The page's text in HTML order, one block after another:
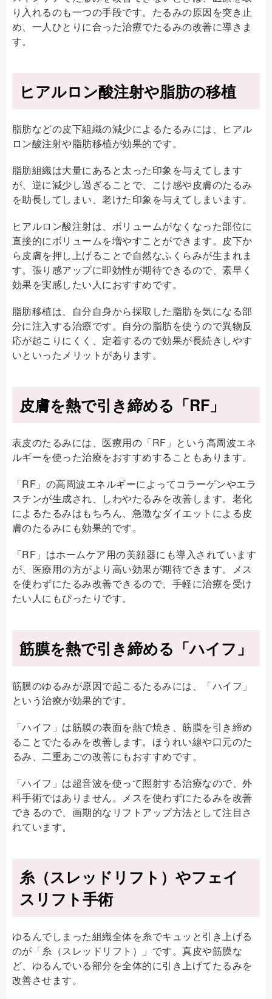
り入れるのも一つの手段です。たるみの原因を突き止
め、一人ひとりに合った治療でたるみの改善に導きま
す。
ヒアルロン酸注射や脂肪の移植
脂肪などの皮下組織の減少によるたるみには、ヒアル
ロン酸注射や脂肪移植が効果的です。
脂肪組織は大量にあると太った印象を与えてします
が、逆に減少し過ぎることで、こけ感や皮膚のたるみ
を助長してしまい、老けた印象を与えてしまいます。
ヒアルロン酸注射は、ボリュームがなくなった部位に
直接的にボリュームを増やすことができます。皮下か
ら皮膚を押し上げることで自然なふくらみが生まれま
す。張り感アップに即効性が期待できるので、素早く
効果を実感したい人におすすめです。
脂肪移植は、自分自身から採取した脂肪を気になる部
分に注入する治療です。自分の脂肪を使うので異物反
応が起こりにくく、定着するので効果が長続きしやす
いといったメリットがあります。
皮膚を熱で引き締める「RF」
表皮のたるみには、医療用の「RF」という高周波エネ
ルギーを使った治療をおすすめすることもあります。
「RF」の高周波エネルギーによってコラーゲンやエラ
スチンが生成され、しわやたるみを改善します。老化
によるたるみはもちろん、急激なダイエットによる皮
膚のたるみにも効果的です。
「RF」はホームケア用の美顔器にも導入されています
が、医療用の方がより高い効果が期待できます。メス
を使わずにたるみ改善できるので、手軽に治療を受け
たい人にもぴったりです。
筋膜を熱で引き締める「ハイフ」
筋膜のゆるみが原因で起こるたるみには、「ハイフ」
という治療が効果的です。
「ハイフ」は筋膜の表面を熱で焼き、筋膜を引き締め
ることでたるみを改善します。ほうれい線や口元のた
るみ、二重あごの改善にもおすすめです。
「ハイフ」は超音波を使って照射する治療なので、外
科手術ではありません。メスを使わずにたるみを改善
できるので、画期的なリフトアップ方法として注目さ
れています。
糸（スレッドリフト）やフェイ
スリフト手術
ゆるんでしまった組織全体を糸でキュッと引き上げる
のが「糸（スレッドリフト）」です。真皮や筋膜な
ど、ゆるんでいる部分を全体的に引き上げてたるみを
改善させます。